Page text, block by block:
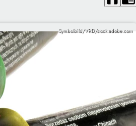
Symbolbild/VRD/stock.adobe.com